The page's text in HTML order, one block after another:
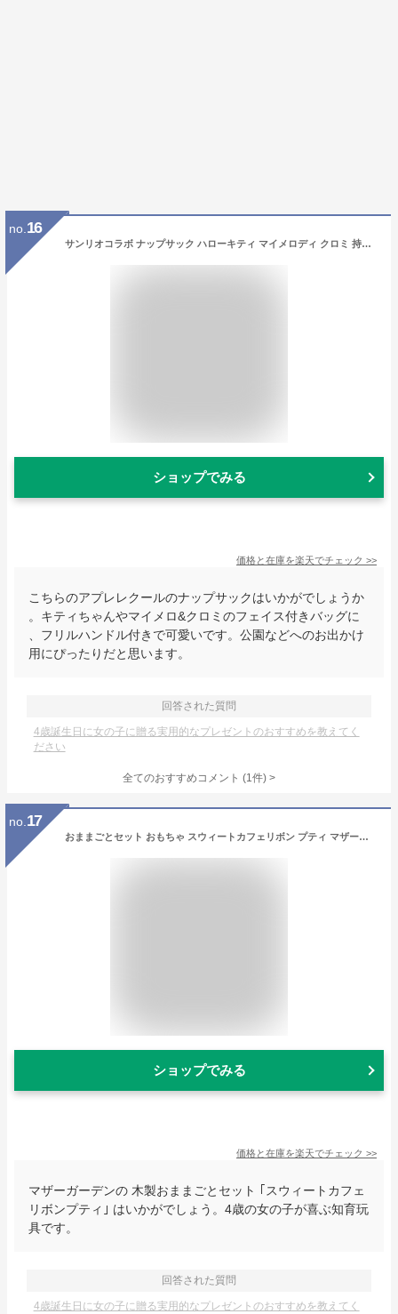
no. 16
サンリオコラボ ナップサック ハローキティ マイメロディ クロミ 持ち手付き 女の子 キッズ おしゃれ バッグ 鞄 巾着 子供用 子供服 小学生 保育園 apres les cours アプレレクール V274906 【メーカー価格2970円】
ショップでみる
価格と在庫を楽天でチェック >>
こちらのアプレレクールのナップサックはいかがでしょうか
。キティちゃんやマイメロ&クロミのフェイス付きバッグに
、フリルハンドル付きで可愛いです。公園などへのお出かけ
用にぴったりだと思います。
回答された質問
4歳誕生日に女の子に贈る実用的なプレゼントのおすすめを教えてく
ださい
全てのおすすめコメント (1件) >
no. 17
おままごとセット おもちゃ スウィートカフェリボン プティ マザーガーデン 野いちご おままごと セット 木製 食材 食材 知育玩具 スイーツ ティーセット 4歳 3歳 2歳 女の子 誕生日 プレゼント お祝い ままごと ケーキ アイス 食べ物
ショップでみる
価格と在庫を楽天でチェック >>
マザーガーデンの 木製おままごとセット ｢スウィートカフェ
リボンプティ｣ はいかがでしょう。4歳の女の子が喜ぶ知育玩
具です。
回答された質問
4歳誕生日に女の子に贈る実用的なプレゼントのおすすめを教えてく